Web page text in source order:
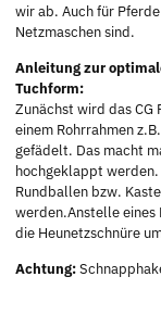
wir ab. Auch für
Netzmaschen sind.
Anleitung zur
Tuchform:
Zunächst wird das CG
einem Rohrrahmen
gefädelt. Das macht
hochgeklappt
Rundballen bzw.
werden.Anstelle eines
die Heunetzschnüre
Achtung: